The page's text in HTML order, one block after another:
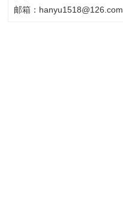
邮箱：hanyu1518@126.com